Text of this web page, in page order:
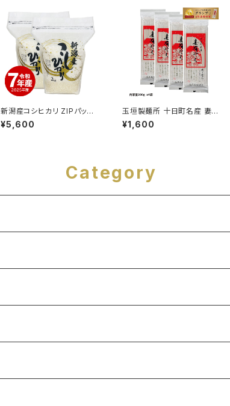
新潟産コシヒカリ ZIPパック
2kg x2袋 令和7年産
¥5,600
玉垣製麺所 十日町名産 妻有
そば 200g×4袋 おいしいそ
ば乾麺大賞 グランプリ ４年連
¥1,600
Category